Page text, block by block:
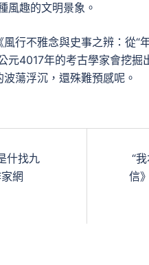
風趣的文明景象。
行不雅念與史事之辨：從“
元4017年的考古學家會挖掘
蕩浮沉，還殊難預感呢。
什找九
網
“
信